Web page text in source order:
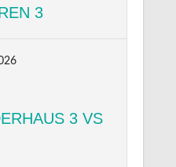
3
3 VS